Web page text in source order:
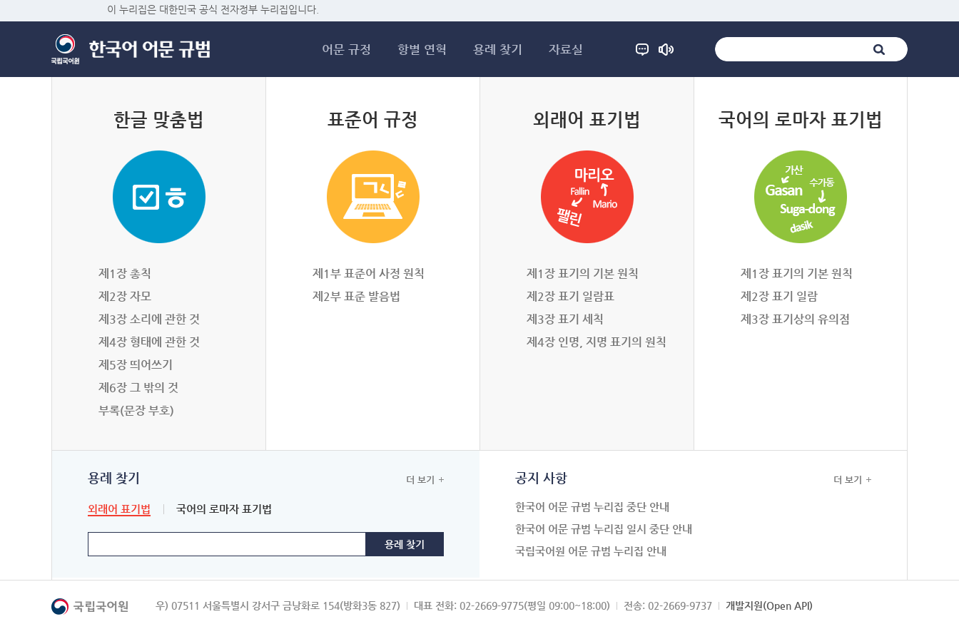
이 누리집은 대한민국 공식 전자정부 누리집입니다.
어문 규정 항별 연혁 용례 찾기 자료실
한글 맞춤법
제1장 총칙
제2장 자모
제3장 소리에 관한 것
제4장 형태에 관한 것
제5장 띄어쓰기
제6장 그 밖의 것
부록(문장 부호)
표준어 규정
제1부 표준어 사정 원칙
제2부 표준 발음법
외래어 표기법
제1장 표기의 기본 원칙
제2장 표기 일람표
제3장 표기 세칙
제4장 인명, 지명 표기의 원칙
국어의 로마자 표기법
제1장 표기의 기본 원칙
제2장 표기 일람
제3장 표기상의 유의점
용례 찾기
외래어 표기법 국어의 로마자 표기법
더 보기 공지 사항
한국어 어문 규범 누리집 중단 안내
한국어 어문 규범 누리집 일시 중단 안내
국립국어원 어문 규범 누리집 안내
더 보기
우) 07511 서울특별시 강서구 금낭화로 154(방화3동 827) 대표 전화: 02-2669-9775(평일 09:00~18:00) 전송: 02-2669-9737 개발지원(Open API)